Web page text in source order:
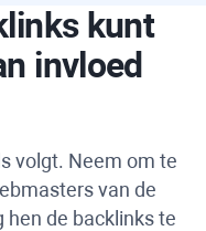
kunt
invloed
volgt. Neem om te
van de
de backlinks te